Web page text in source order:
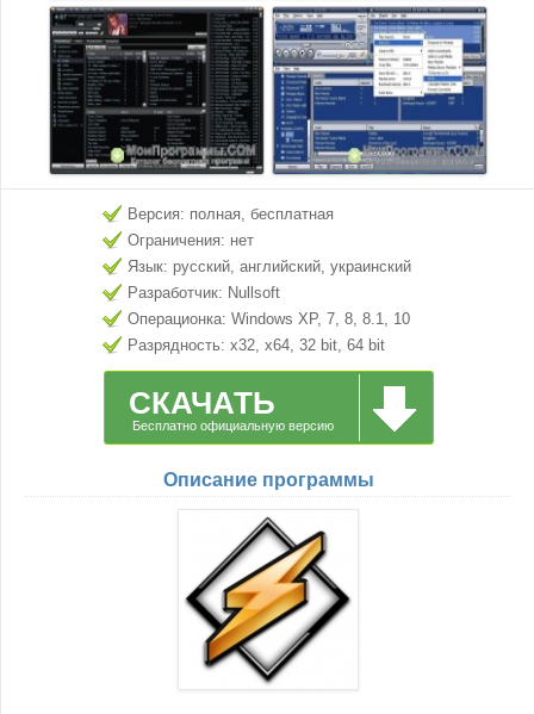
Версия: полная, бесплатная
Ограничения: нет
Язык: русский, английский, украинский
Разработчик: Nullsoft
Операционка: Windows XP, 7, 8, 8.1, 10
Разрядность: x32, x64, 32 bit, 64 bit
СКАЧАТЬ
Бесплатно официальную версию
Описание программы